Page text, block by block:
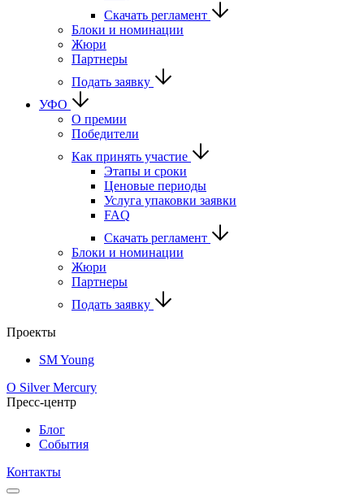
Скачать регламент
Блоки и номинации
Жюри
Партнеры
Подать заявку
УФО
О премии
Победители
Как принять участие
Этапы и сроки
Ценовые периоды
Услуга упаковки заявки
FAQ
Скачать регламент
Блоки и номинации
Жюри
Партнеры
Подать заявку
Проекты
SM Young
О Silver Mercury
Пресс-центр
Блог
События
Контакты